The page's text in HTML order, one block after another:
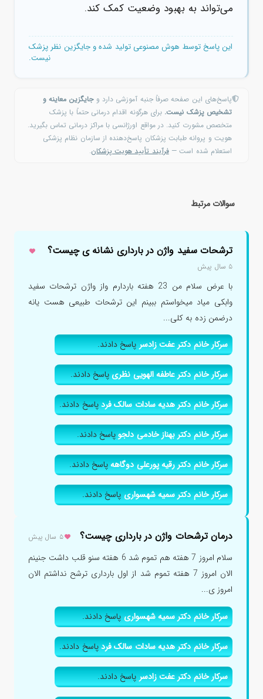
می‌تواند به بهبود وضعیت کمک کند.
این پاسخ توسط هوش مصنوعی تولید شده و جایگزین نظر پزشک
نیست.
پاسخ‌های این صفحه صرفاً جنبه آموزشی دارد وجایگزین معاینه و
تشخیص پزشک نیست. برای هرگونه اقدام درمانی حتماً با پزشک
متخصص مشورت کنید. در مواقع اورژانسی با مراکز درمانی تماس بگیرید.
هویت و پروانه طبابت پزشکان پاسخ‌دهنده از سازمان نظام پزشکی
استعلام شده است —فرآیند تأیید هویت پزشکان.
سوالات مرتبط
ترشحات سفید واژن در بارداری نشانه ی چیست؟
۵ سال پیش
با عرض سلام من 23 هفته باردارم واز واژن ترشحات سفید
وابکی میاد میخواستم ببینم این ترشحات طبیعی هست یانه
درضمن زده به کلی...
سرکار خانم دکتر عفت زادسرپاسخ دادند.
سرکار خانم دکتر عاطفه الهویی نظریپاسخ دادند.
سرکار خانم دکتر هدیه سادات سالک فردپاسخ دادند.
سرکار خانم دکتر بهناز خادمی دلجوپاسخ دادند.
سرکار خانم دکتر رقیه پورعلی دوگاههپاسخ دادند.
سرکار خانم دکتر سمیه شهسواریپاسخ دادند.
درمان ترشحات واژن در بارداری چیست؟ ۵ سال پیش
سلام امروز 7 هفته هم تموم شد 6 هفته سنو قلب داشت جنینم
الان امروز 7 هفته تموم شد از اول بارداری ترشح نداشتم الان
امروز ی...
سرکار خانم دکتر سمیه شهسواریپاسخ دادند.
سرکار خانم دکتر هدیه سادات سالک فردپاسخ دادند.
سرکار خانم دکتر عفت زادسرپاسخ دادند.